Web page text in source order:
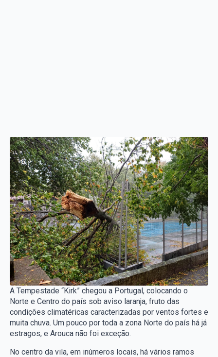
A Tempestade “Kirk” chegou a Portugal, colocando o
Norte e Centro do país sob aviso laranja, fruto das
condições climatéricas caracterizadas por ventos fortes e
muita chuva. Um pouco por toda a zona Norte do país há já
estragos, e Arouca não foi exceção.
No centro da vila, em inúmeros locais, há vários ramos